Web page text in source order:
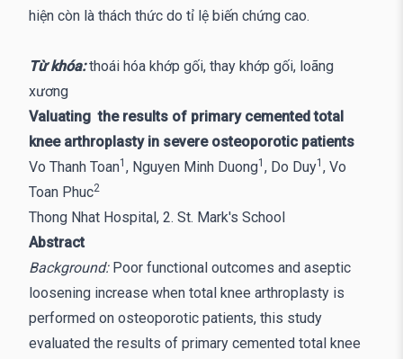
hiện còn là thách thức do tỉ lệ biến chứng cao.
Từ khóa: thoái hóa khớp gối, thay khớp gối, loãng
xương
Valuating the results of primary cemented total
knee arthroplasty in severe osteoporotic patients
Vo Thanh Toan1 , Nguyen Minh Duong1 , Do Duy1 , Vo
Toan Phuc2
Thong Nhat Hospital, 2. St. Mark's School
Abstract
Background: Poor functional outcomes and aseptic
loosening increase when total knee arthroplasty is
performed on osteoporotic patients, this study
evaluated the results of primary cemented total knee